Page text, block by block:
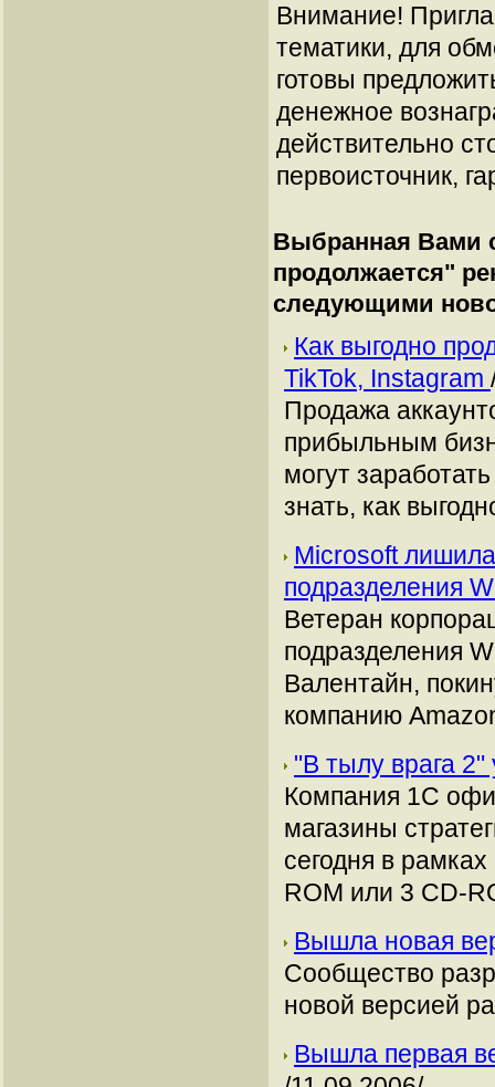
Внимание!
тематики, для
готовы
денежное
действительно
первоисточник,
Выбранная Вами
продолжается"
следующими
Как выгодно
TikTok, Instagram
Продажа
прибыльным
могут
знать, как
Microsoft
подразделения
Ветеран
подразделения
Валентайн,
компанию
"В тылу врага
Компания 1С
магазины
сегодня в
ROM или 3 CD-
Вышла новая
Сообщество
новой версией
Вышла первая